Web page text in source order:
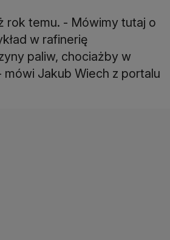
rok temu. - Mówimy tutaj o
w rafinerię
paliw, chociażby w
Jakub Wiech z portalu